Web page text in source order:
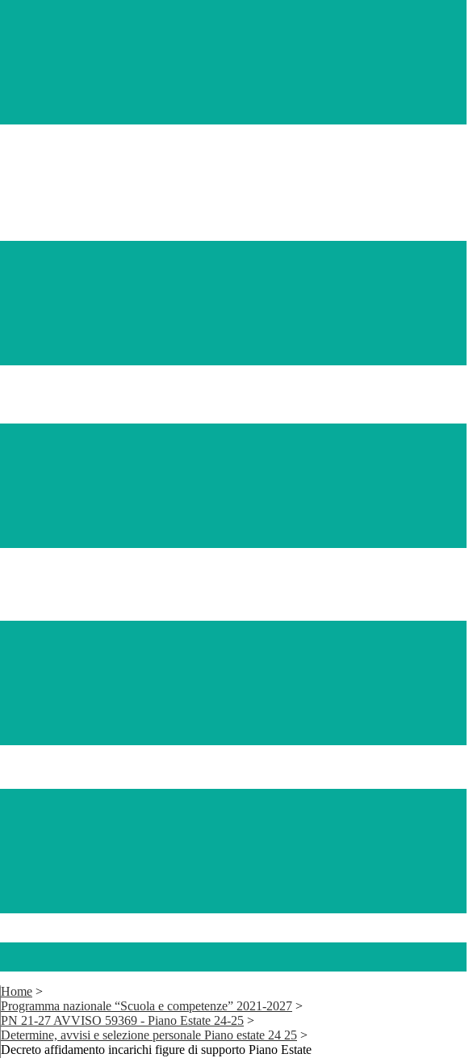
Home >
Programma nazionale “Scuola e competenze” 2021-2027 >
PN 21-27 AVVISO 59369 - Piano Estate 24-25 >
Determine, avvisi e selezione personale Piano estate 24 25 >
Decreto affidamento incarichi figure di supporto Piano Estate